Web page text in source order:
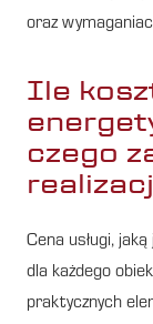
oraz
Ile
czego
Cena usługi,
dla każdego
praktycznych